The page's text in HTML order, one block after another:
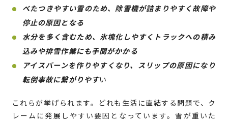
べたつきやすい雪のため、除雪機が詰まりやすく故障や
停止の原因となる
水分を多く含むため、氷塊化しやすくトラックへの積み
込みや排雪作業にも手間がかかる
アイスバーンを作りやすくなり、スリップの原因になり
転倒事故に繋がりやすい
これらが挙げられます。どれも生活に直結する問題で、ク
レームに発展しやすい要因となっています。雪が重いた